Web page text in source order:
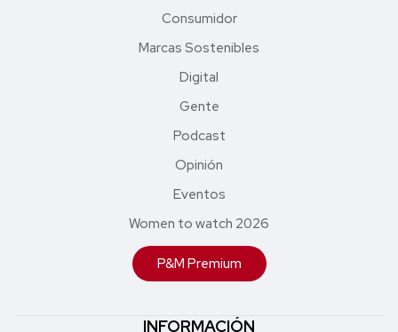
Consumidor
Marcas Sostenibles
Digital
Gente
Podcast
Opinión
Eventos
Women to watch 2026
P&M Premium
INFORMACIÓN